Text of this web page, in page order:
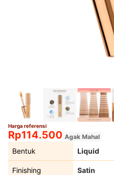
Harga referensi
Rp114.500 Agak Mahal
Bentuk Liquid
Finishing Satin